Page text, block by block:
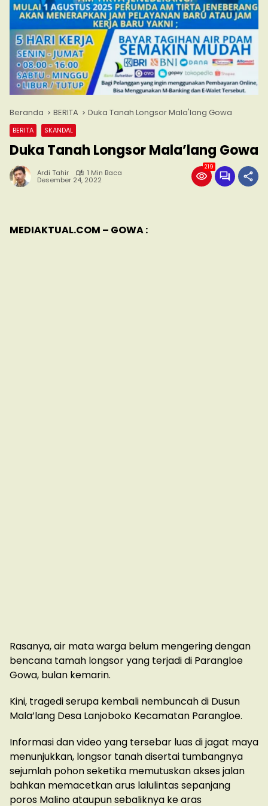
Beranda BERITA Duka Tanah Longsor Mala'lang Gowa
BERITA SKANDAL
Duka Tanah Longsor Mala’lang Gowa
Ardi Tahir 1 Min Baca
Desember 24, 2022
219
MEDIAKTUAL.COM – GOWA :
Rasanya, air mata warga belum mengering dengan
bencana tamah longsor yang terjadi di Parangloe
Gowa, bulan kemarin.
Kini, tragedi serupa kembali nembuncah di Dusun
Mala’lang Desa Lanjoboko Kecamatan Parangloe.
Informasi dan video yang tersebar luas di jagat maya
menunjukkan, longsor tanah disertai tumbangnya
sejumlah pohon seketika memutuskan akses jalan
bahkan memacetkan arus lalulintas sepanjang
poros Malino ataupun sebaliknya ke aras